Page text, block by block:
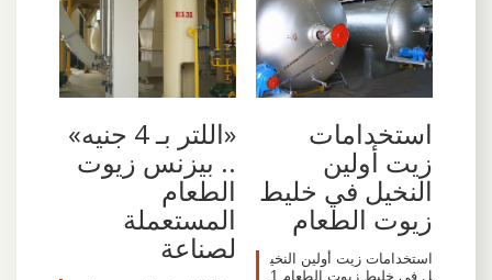
استخدامات
زيت أولين
النخيل في خليط
زيوت الطعام
استخدامات زيت أولين النخي
«اللتر بـ 4 جنيه»
.. بيزنس زيوت
الطعام
المستعملة
لصناعة